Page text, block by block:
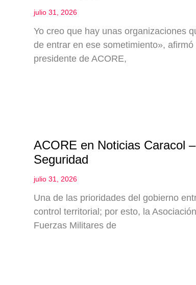
julio 31, 2026
Yo creo que hay unas organizaciones
de entrar en ese sometimiento»,
presidente de ACORE,
ACORE en Noticias Caracol
Seguridad
julio 31, 2026
Una de las prioridades del gobierno
control territorial; por esto, la
Fuerzas Militares de